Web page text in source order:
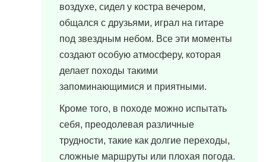
воздухе, сидел у костра вечером,
общался с друзьями, играл на гитаре
под звездным небом. Все эти моменты
создают особую атмосферу, которая
делает походы такими
запоминающимися и приятными.
Кроме того, в походе можно испытать
себя, преодолевая различные
трудности, такие как долгие переходы,
сложные маршруты или плохая погода.